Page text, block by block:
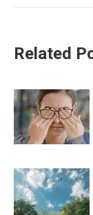
Related